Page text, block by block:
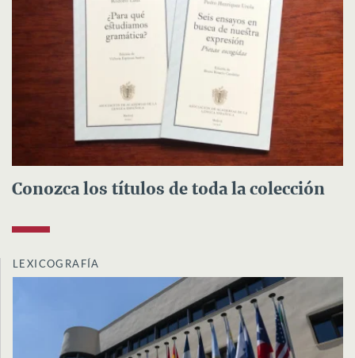
Conozca los títulos de toda la colección
LEXICOGRAFÍA